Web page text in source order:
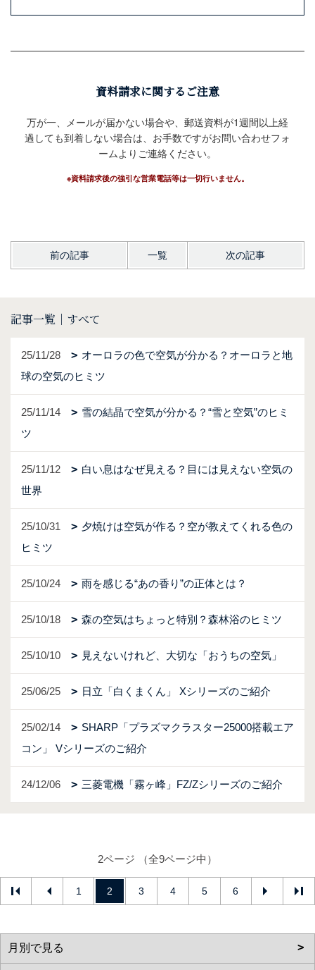
資料請求に関するご注意
万が一、メールが届かない場合や、郵送資料が1週間以上経
過しても到着しない場合は、お手数ですがお問い合わせフォ
ームよりご連絡ください。
※資料請求後の強引な営業電話等は一切行いません。
前の記事 一覧 次の記事
記事一覧｜すべて
25/11/28
オーロラの色で空気が分かる？オーロラと地
球の空気のヒミツ
25/11/14
雪の結晶で空気が分かる？“雪と空気”のヒミ
ツ
25/11/12
白い息はなぜ見える？目には見えない空気の
世界
25/10/31
夕焼けは空気が作る？空が教えてくれる色の
ヒミツ
25/10/24 雨を感じる“あの香り”の正体とは？
25/10/18 森の空気はちょっと特別？森林浴のヒミツ
25/10/10 見えないけれど、大切な「おうちの空気」
25/06/25 日立「白くまくん」 Xシリーズのご紹介
25/02/14
SHARP「プラズマクラスター25000搭載エア
コン」 Vシリーズのご紹介
24/12/06 三菱電機「霧ヶ峰」FZ/Zシリーズのご紹介
2ページ （全9ページ中）
1 2 3 4 5 6